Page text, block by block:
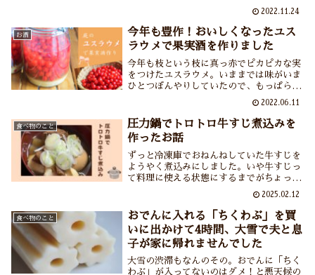
て。天候不順が続く中なんとか8月中に干
し終わりました。梅シロップや梅漬けも家
族に大好評でしたので来年もまた作ります
よ。
2022.11.24
お酒
今年も豊作！おいしくなったユス
ラウメで果実酒を作りました
今年も枝という枝に真っ赤でピカピカな実
をつけたユスラウメ。いままでは味がいま
ひとつぼんやりしていたので、もっぱら鳥
御一行様専用。ところが今年のユスラウメ
は突然おいしくなりました。そこで初めて
ユスラウメの果実酒を作りました。あ～今
から完成が待ち遠しいです。
2022.06.11
食べ物のこと
圧力鍋でトロトロ牛すじ煮込みを
作ったお話
ずっと冷凍庫でおねんねしていた牛すじを
ようやく煮込みにしました。いや牛すじっ
て料理に使える状態にするまでがちょっと
こぼしをして圧力鍋で煮込みを作ってみた
ら感動の美味しさ、やわらかさ。これなら
また作ろうって気にもなるなー。
2025.02.12
食べ物のこと
おでんに入れる「ちくわぶ」を買
いに出かけて4時間、大雪で夫と息
子が家に帰れませんでした
大雪の渋滞もなんのその。おでんに「ちく
わぶ」が入ってないのはダメ！と悪天候の